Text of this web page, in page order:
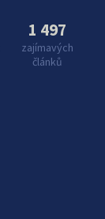
1 497
zajímavých
článků